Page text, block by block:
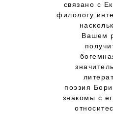
связано с
филологу
Вашем
поэзия
знакомы с